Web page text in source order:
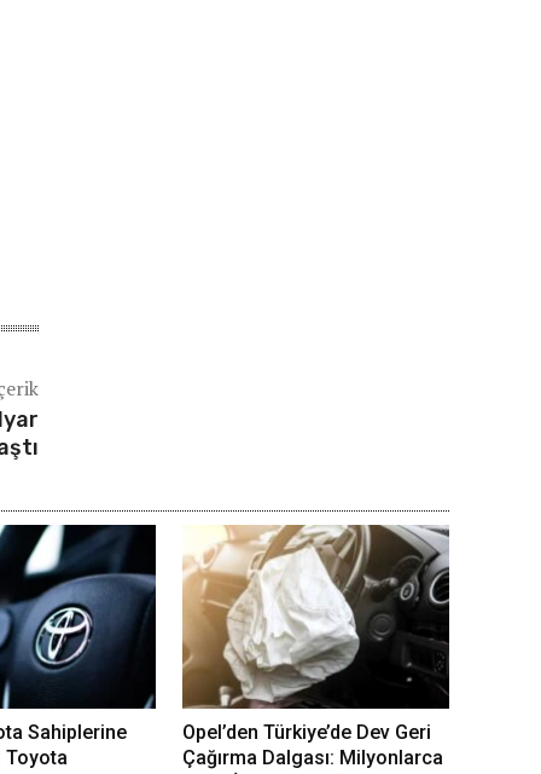
Sahiplerine
Toyota
Opel’den Türkiye’de Dev Geri
Çağırma Dalgası: Milyonlarca